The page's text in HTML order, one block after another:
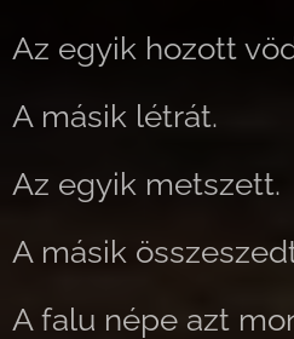
Az egyik hozott
A másik létrát.
Az egyik metszett.
A másik
A falu népe azt